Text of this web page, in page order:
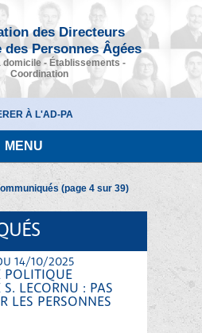
des Directeurs
des Personnes Âgées
domicile - Établissements -
Coordination
À L'AD-PA
MENU
(page 4 sur 39)
14/10/2025
POLITIQUE
S. LECORNU : PAS
LES PERSONNES